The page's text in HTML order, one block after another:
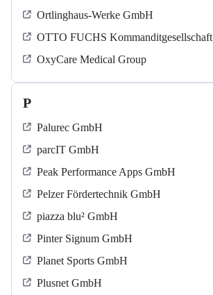
Ortlinghaus-Werke GmbH
OTTO FUCHS Kommanditgesellschaft
OxyCare Medical Group
P
Palurec GmbH
parcIT GmbH
Peak Performance Apps GmbH
Pelzer Fördertechnik GmbH
piazza blu² GmbH
Pinter Signum GmbH
Planet Sports GmbH
Plusnet GmbH